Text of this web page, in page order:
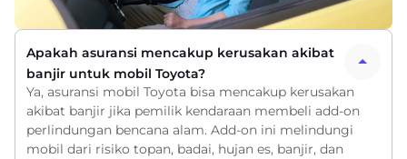
Apakah asuransi mencakup kerusakan akibat
banjir untuk mobil Toyota?
Ya, asuransi mobil Toyota bisa mencakup kerusakan
akibat banjir jika pemilik kendaraan membeli add-on
perlindungan bencana alam. Add-on ini melindungi
mobil dari risiko topan, badai, hujan es, banjir, dan